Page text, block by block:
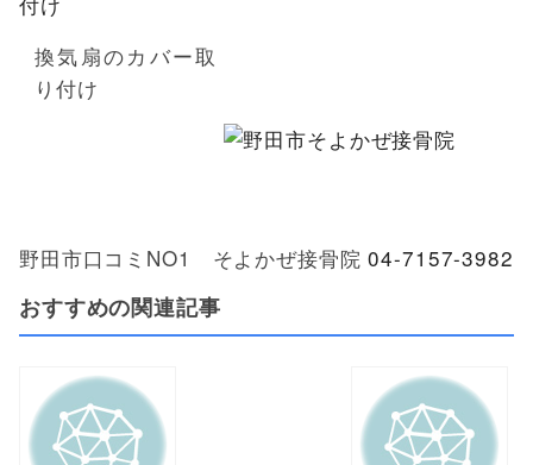
換気扇のカバー取
り付け
野田市口コミNO1 そよかぜ接骨院04-7157-3982
おすすめの関連記事